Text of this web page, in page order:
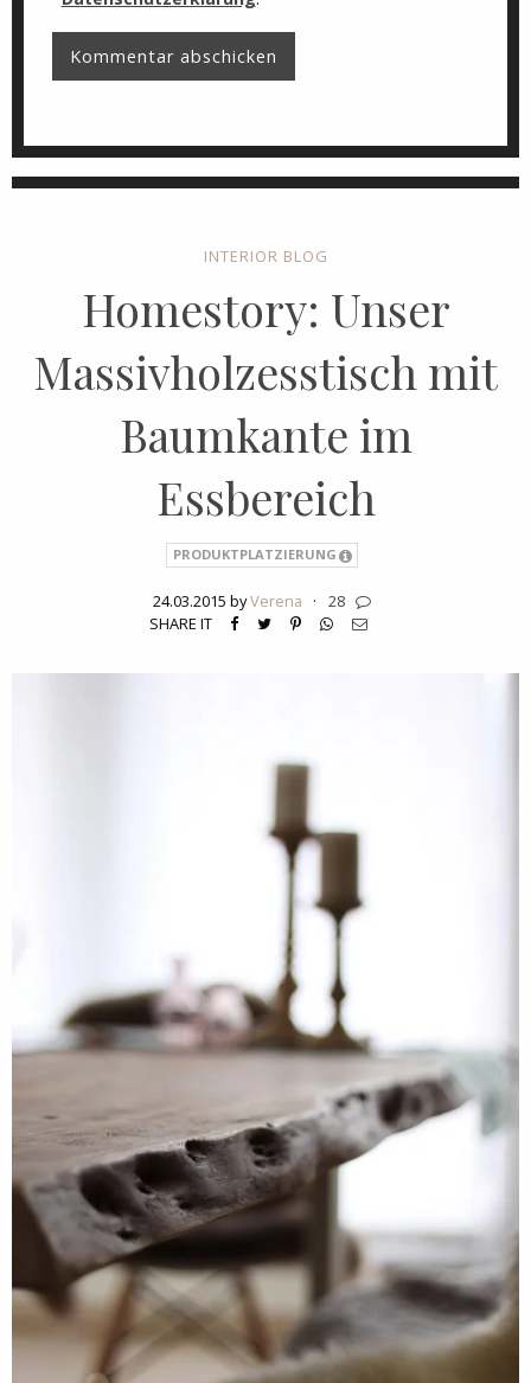
INTERIOR BLOG
Homestory: Unser
Massivholzesstisch mit
Baumkante im
Essbereich
PRODUKTPLATZIERUNG
24.03.2015 byVerena ·
28
SHARE IT